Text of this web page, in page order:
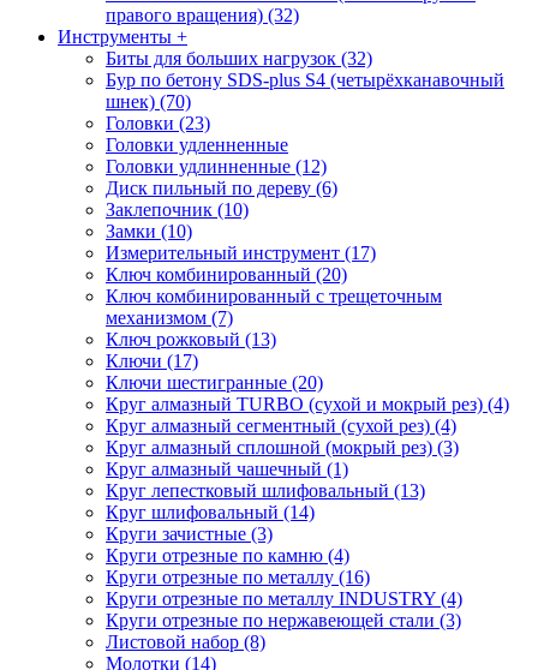
правого вращения) (32)
Инструменты +
Биты для больших нагрузок (32)
Бур по бетону SDS-plus S4 (четырёхканавочный
шнек) (70)
Головки (23)
Головки удленненные
Головки удлинненные (12)
Диск пильный по дереву (6)
Заклепочник (10)
Замки (10)
Измерительный инструмент (17)
Ключ комбинированный (20)
Ключ комбинированный с трещеточным
механизмом (7)
Ключ рожковый (13)
Ключи (17)
Ключи шестигранные (20)
Круг алмазный TURBO (сухой и мокрый рез) (4)
Круг алмазный сегментный (сухой рез) (4)
Круг алмазный сплошной (мокрый рез) (3)
Круг алмазный чашечный (1)
Круг лепестковый шлифовальный (13)
Круг шлифовальный (14)
Круги зачистные (3)
Круги отрезные по камню (4)
Круги отрезные по металлу (16)
Круги отрезные по металлу INDUSTRY (4)
Круги отрезные по нержавеющей стали (3)
Листовой набор (8)
Молотки (14)